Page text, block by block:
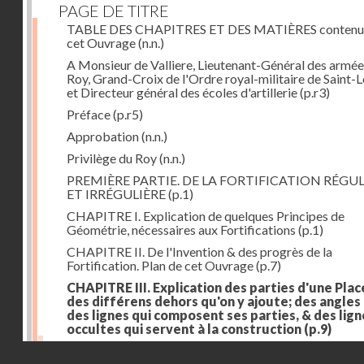
PAGE DE TITRE
TABLE DES CHAPITRES ET DES MATIÈRES
cet Ouvrage(n.n.)
A Monsieur de Valliere, Lieutenant-Général des
Roy, Grand-Croix de l'Ordre royal-militaire de Saint-
et Directeur général des écoles d'artillerie(p.r3)
Préface(p.r5)
Approbation(n.n.)
Privilège du Roy(n.n.)
PREMIÈRE PARTIE. DE LA FORTIFICATION
ET IRRÉGULIÈRE(p.1)
CHAPITRE I. Explication de quelques Principes de
Géométrie, nécessaires aux Fortifications (p.1)
CHAPITRE II. De l'Invention & des progrès de la
Fortification. Plan de cet Ouvrage(p.7)
CHAPITRE III. Explication des parties d'une
des différens dehors qu'on y ajoute; des angles
des lignes qui composent ses parties, & des
occultes qui servent à la construction (p.9)
Des lignes & des angles qui composent les parties